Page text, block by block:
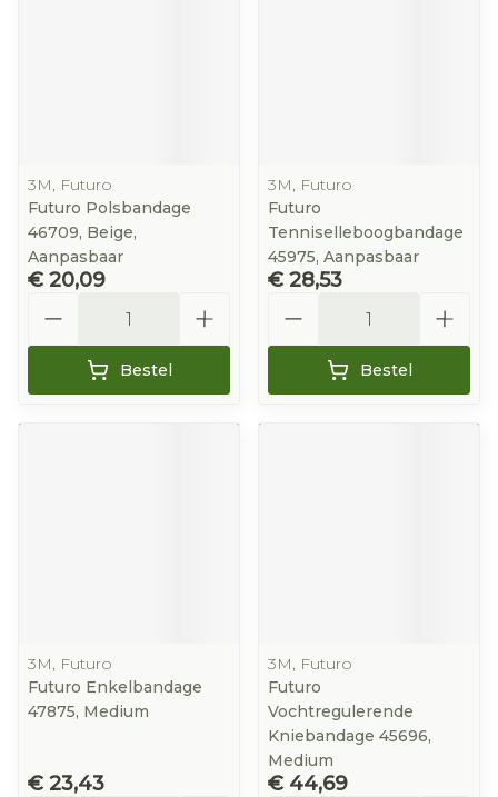
3M, Futuro
Futuro Polsbandage
46709, Beige,
Aanpasbaar
€ 20,09
Bestel
3M, Futuro
Futuro
Tenniselleboogbandage
45975, Aanpasbaar
€ 28,53
Bestel
3M, Futuro
Futuro Enkelbandage
47875, Medium
€ 23,43
3M, Futuro
Futuro
Vochtregulerende
Kniebandage 45696,
Medium
€ 44,69